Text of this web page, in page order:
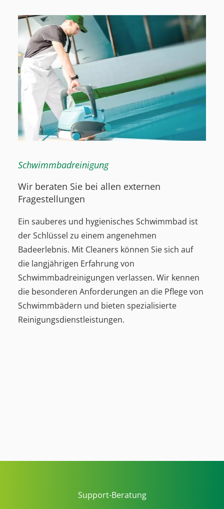
Schwimmbadreinigung
Wir beraten Sie bei allen externen
Fragestellungen
Ein sauberes und hygienisches Schwimmbad ist
der Schlüssel zu einem angenehmen
Badeerlebnis. Mit Cleaners können Sie sich auf
die langjährigen Erfahrung von
Schwimmbadreinigungen verlassen. Wir kennen
die besonderen Anforderungen an die Pflege von
Schwimmbädern und bieten spezialisierte
Reinigungsdienstleistungen.
Support-Beratung